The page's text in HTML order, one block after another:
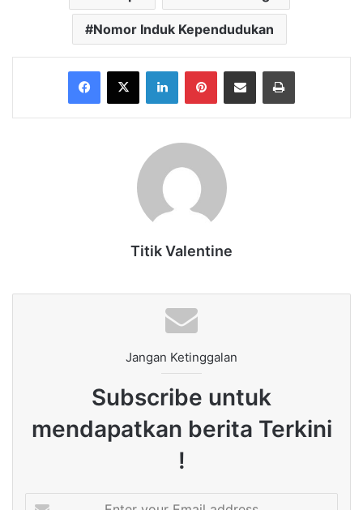
Nomor Induk Kependudukan
Facebook
X LinkedInPinterestShare via Email Print
Titik Valentine
Jangan Ketinggalan
Subscribe untuk
mendapatkan berita Terkini
!